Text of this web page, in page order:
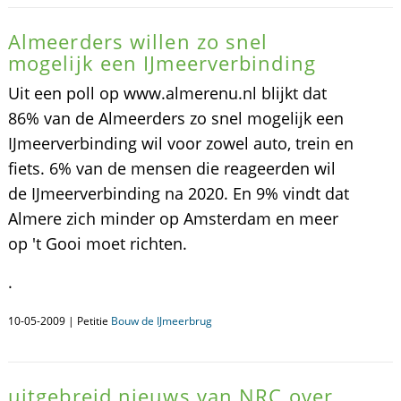
Almeerders willen zo snel
mogelijk een IJmeerverbinding
Uit een poll op www.almerenu.nl blijkt dat
86% van de Almeerders zo snel mogelijk een
IJmeerverbinding wil voor zowel auto, trein en
fiets. 6% van de mensen die reageerden wil
de IJmeerverbinding na 2020. En 9% vindt dat
Almere zich minder op Amsterdam en meer
op 't Gooi moet richten.
.
10-05-2009 | Petitie Bouw de IJmeerbrug
uitgebreid nieuws van NRC over